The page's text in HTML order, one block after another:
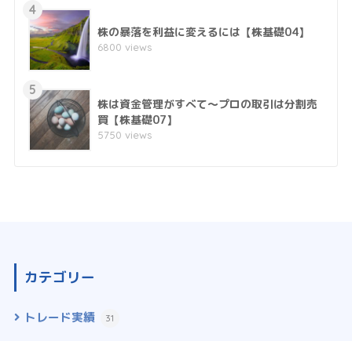
4
株の暴落を利益に変えるには【株基礎04】
6800 views
5
株は資金管理がすべて～プロの取引は分割売
買【株基礎07】
5750 views
カテゴリー
トレード実績 31